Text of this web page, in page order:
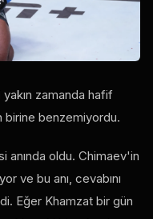
zamanda hafif
birine benzemiyordu.
anında oldu. Chimaev'in
ve bu anı, cevabını
Eğer Khamzat bir gün